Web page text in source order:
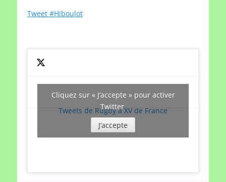
date
Tweet #Hiboulot
Tweets de Rugby à XV de France
Cliquez sur « J’accepte » pour activer
Twitter
J’accepte